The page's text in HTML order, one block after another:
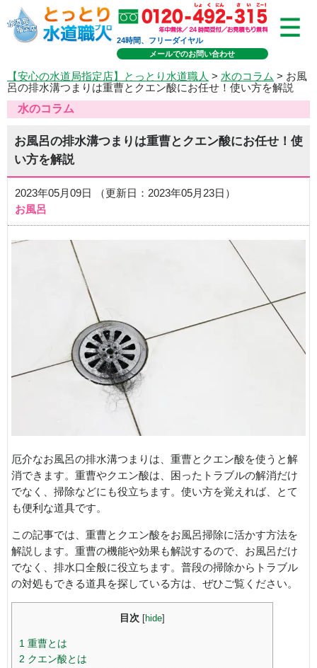
24時間、フリーダイヤル
メールでのお問い合わせ
【安心の水道局指定店】とっとり水道職人 > 水のコラム > お風
呂の排水溝つまりは重曹とクエン酸にお任せ！使い方を解説
水のコラム
お風呂の排水溝つまりは重曹とクエン酸にお任せ！使
い方を解説
2023年05月09日 （更新日：2023年05月23日）
お風呂
厄介なお風呂の排水溝つまりは、重曹とクエン酸を使うと解
消できます。重曹やクエン酸は、困ったトラブルの解消だけ
でなく、掃除などにも役立ちます。使い方を覚えれば、とて
も便利な道具です。
この記事では、重曹とクエン酸をお風呂掃除に活かす方法を
解説します。重曹の機能や効果も解説するので、お風呂だけ
でなく、排水口全般に役立ちます。普段の掃除からトラブル
の対処もできる道具を探している方は、ぜひご覧ください。
目次 hide
1 重曹とは
2 クエン酸とは